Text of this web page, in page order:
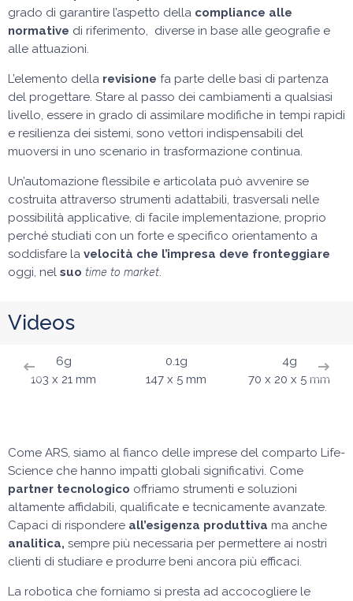
grado di garantire l’aspetto della compliance alle
normative di riferimento, diverse in base alle geografie e
alle attuazioni.
L’elemento della revisione fa parte delle basi di partenza
del progettare. Stare al passo dei cambiamenti a qualsiasi
livello, essere in grado di assimilare modifiche in tempi rapidi
e resilienza dei sistemi, sono vettori indispensabili del
muoversi in uno scenario in trasformazione continua.
Un’automazione flessibile e articolata può avvenire se
costruita attraverso strumenti adattabili, trasversali nelle
possibilità applicative, di facile implementazione, proprio
perché studiati con un forte e specifico orientamento a
soddisfare la velocità che l’impresa deve fronteggiare
oggi, nel suo time to market
Videos
6g
103 x 21 mm
0.1g
147 x 5 mm
4g
70 x 20 x 5 mm
Come ARS, siamo al fianco delle imprese del comparto Life-
Science che hanno impatti globali significativi. Come
partner tecnologico offriamo strumenti e soluzioni
altamente affidabili, qualificate e tecnicamente avanzate.
Capaci di rispondere all’esigenza produttiva ma anche
analitica, sempre più necessaria per permettere ai nostri
clienti di studiare e produrre beni ancora più efficaci.
La robotica che forniamo si presta ad accocogliere le